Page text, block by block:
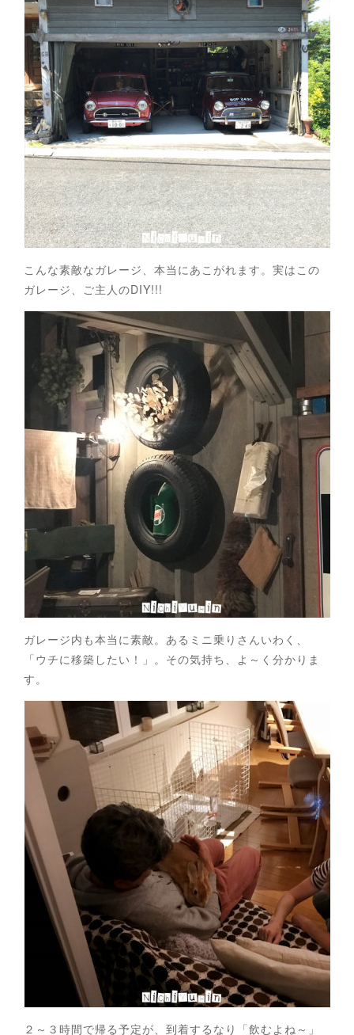
こんな素敵なガレージ、本当にあこがれます。実はこの
ガレージ、ご主人のDIY!!!
ガレージ内も本当に素敵。あるミニ乗りさんいわく、
「ウチに移築したい！」。その気持ち、よ～く分かりま
す。
２～３時間で帰る予定が、到着するなり「飲むよね～」